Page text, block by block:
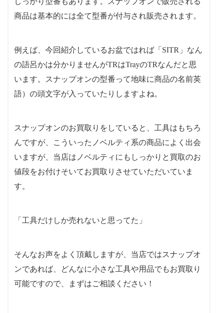
商品は基本的には全て型番が付与され販売されます。
例えば、今回紹介しているお盆ではれば「SITR」なん
の語呂かは分かりませんがTRはTrayのTRなんだと思
います。スナップオンの型番って地味に商品の名前英
語）の頭文字が入っていたりしますよね。
スナップオンのお買取りをしていると、工具はもちろ
んですが、こういったノベルティ系の商品によく出会
いますが、当店はノベルティにもしっかりと買取のお
値段をお付けそいてお買取りさせていただいていま
す。
「工具だけしか売れないと思ってた」
そんなお声をよく頂戴しますが、当店ではスナップオ
ンであれば、どんなに小さな工具や用品でもお買取り
可能ですので、まずはご相談ください！